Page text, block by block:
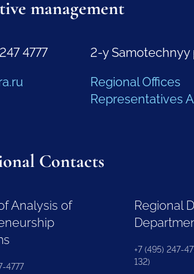
management
4777
2-y Samotechnyy
Regional Offices
Representatives
Contacts
Analysis of
4777
Regional
+7 (495) 247-
132)